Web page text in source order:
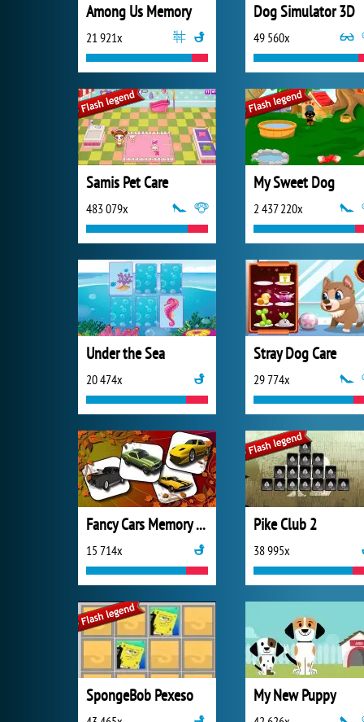
Among Us Memory
21 921x
Dog Simulator 3D
49 560x
Samis Pet Care
483 079x
My Sweet Dog
2 437 220x
Under the Sea
20 474x
Stray Dog Care
29 774x
Fancy Cars Memory Match
15 714x
Pike Club 2
38 995x
SpongeBob Pexeso My New Puppy